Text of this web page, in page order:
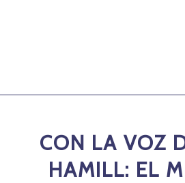
CON LA VOZ
HAMILL: EL